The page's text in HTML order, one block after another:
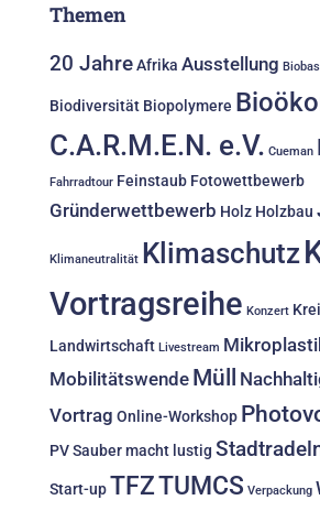
Themen
20 JahreAfrika Ausstellung
Biodiversität Biopolymere
C.A.R.M.E.N. e.V. Cueman
Fahrradtour Feinstaub Fotowettbewerb
Gründerwettbewerb Holz Holzbau
Klimaneutralität Klimaschutz
Vortragsreihe Konzert
Landwirtschaft Livestream
Mobilitätswende Müll
Vortrag Online-Workshop
PVSauber macht lustig
Start-upTFZTUMCS Verpackung